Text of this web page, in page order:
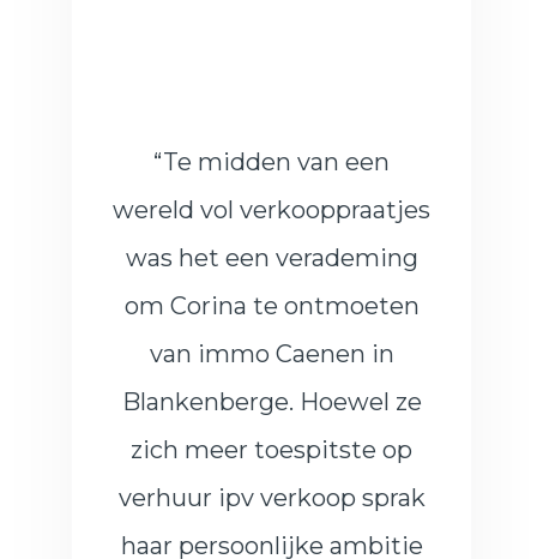
“Te midden van een
wereld vol verkooppraatjes
was het een verademing
om Corina te ontmoeten
van immo Caenen in
Blankenberge. Hoewel ze
zich meer toespitste op
verhuur ipv verkoop sprak
haar persoonlijke ambitie